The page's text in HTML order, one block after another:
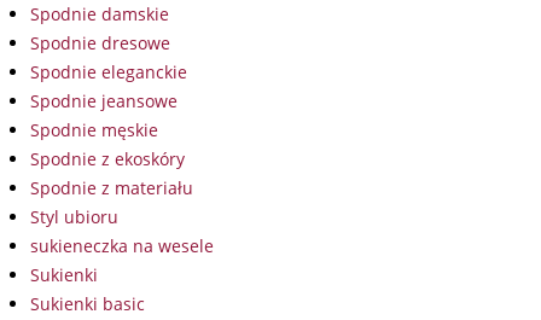
Spodnie damskie
Spodnie dresowe
Spodnie eleganckie
Spodnie jeansowe
Spodnie męskie
Spodnie z ekoskóry
Spodnie z materiału
Styl ubioru
sukieneczka na wesele
Sukienki
Sukienki basic